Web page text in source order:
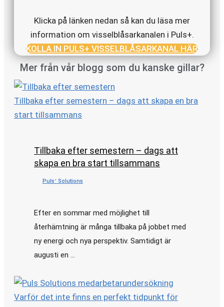
Klicka på länken nedan så kan du läsa mer
information om visselblåsarkanalen i Puls+.
KOLLA IN PULS+ VISSELBLÅSARKANAL HÄR
Mer från vår blogg som du kanske gillar?
Tillbaka efter semestern – dags att skapa en bra
start tillsammans
Tillbaka efter semestern – dags att
skapa en bra start tillsammans
Pulsᐩ Solutions
Efter en sommar med möjlighet till
återhämtning är många tillbaka på jobbet med
ny energi och nya perspektiv. Samtidigt är
augusti en …
Varför det inte finns en perfekt tidpunkt för